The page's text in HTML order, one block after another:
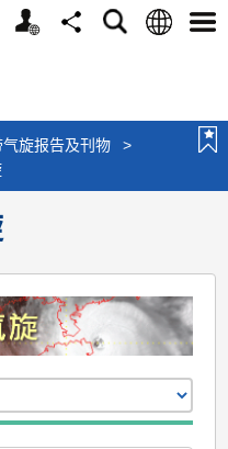
个
分
搜
语
选
气旋报告及刊物
>